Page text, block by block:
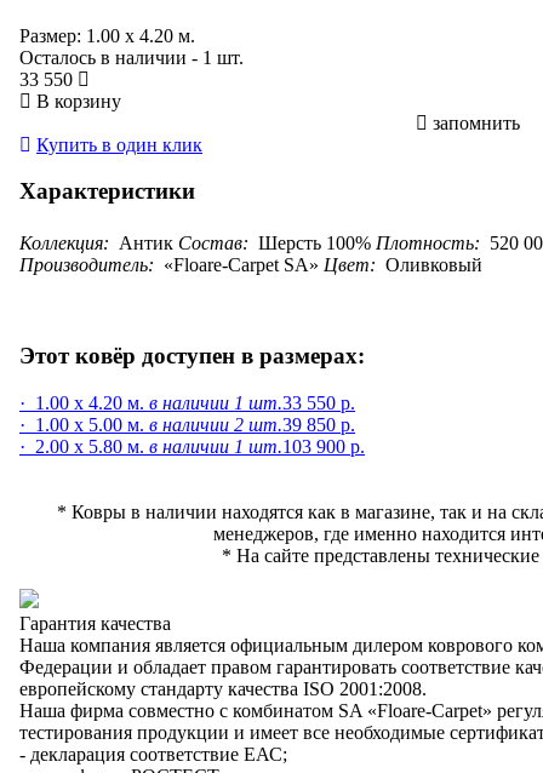
Размер: 1.00 x 4.20 м.
Осталось в наличии - 1 шт.
33 550
В корзину
запомнить
Купить в один клик
Характеристики
Коллекция: Антик Состав: Шерсть 100% Плотность: 520
Производитель:
Floare-Carpet SA Цвет: Оливковый
Этот ковёр доступен в размерах:
· 1.00 x 4.20 м. в наличии 1 шт.33 550 р.
· 1.00 x 5.00 м. в наличии 2 шт.39 850 р.
· 2.00 x 5.80 м. в наличии 1 шт.103 900 р.
* Ковры в наличии находятся как в магазине, так и на
менеджеров, где именно находится
* На сайте представлены
Гарантия качества
Наша компания является официальным дилером коврового
Федерации и обладает правом гарантировать соответствие
европейскому стандарту качества ISO 2001:2008.
Наша фирма совместно с комбинатом SA «Floare-Сarpet»
тестирования продукции и имеет все необходимые
- декларация соответствие ЕАС;